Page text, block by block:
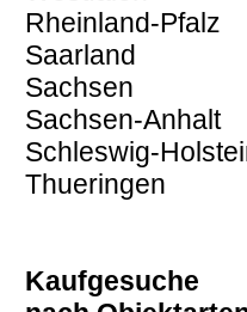
Rheinland-Pfalz
Saarland
Sachsen
Sachsen-Anhalt
Schleswig-
Thueringen
Kaufgesuche